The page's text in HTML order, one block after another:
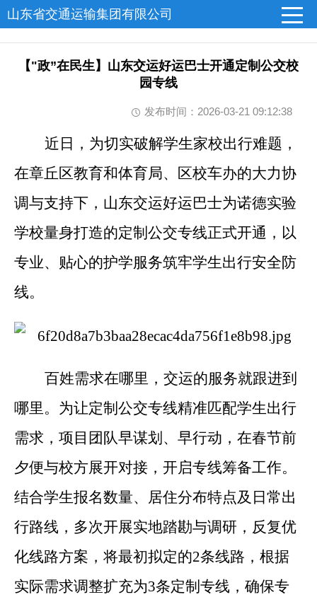
山东省交通运输集团有限公司
【"政”在民生】山东交运好运巴士开通定制公交校
园专线
发布时间：2026-03-21 09:12:38
近日，为切实破解学生家校出行难题，
在章丘区教育和体育局、区校车办的大力协
调与支持下，山东交运好运巴士为诺德实验
学校量身打造的定制公交专线正式开通，以
专业、贴心的护学服务筑牢学生出行安全防
线。
百姓需求在哪里，交运的服务就跟进到
哪里。为让定制公交专线精准匹配学生出行
需求，项目团队早谋划、早行动，在春节前
夕便与校方展开对接，开启专线筹备工作。
结合学生报名数量、居住分布特点及日常出
行路线，多次开展实地踏勘与调研，反复优
化线路方案，将最初拟定的2条线路，根据
实际需求调整扩充为3条定制专线，确保专